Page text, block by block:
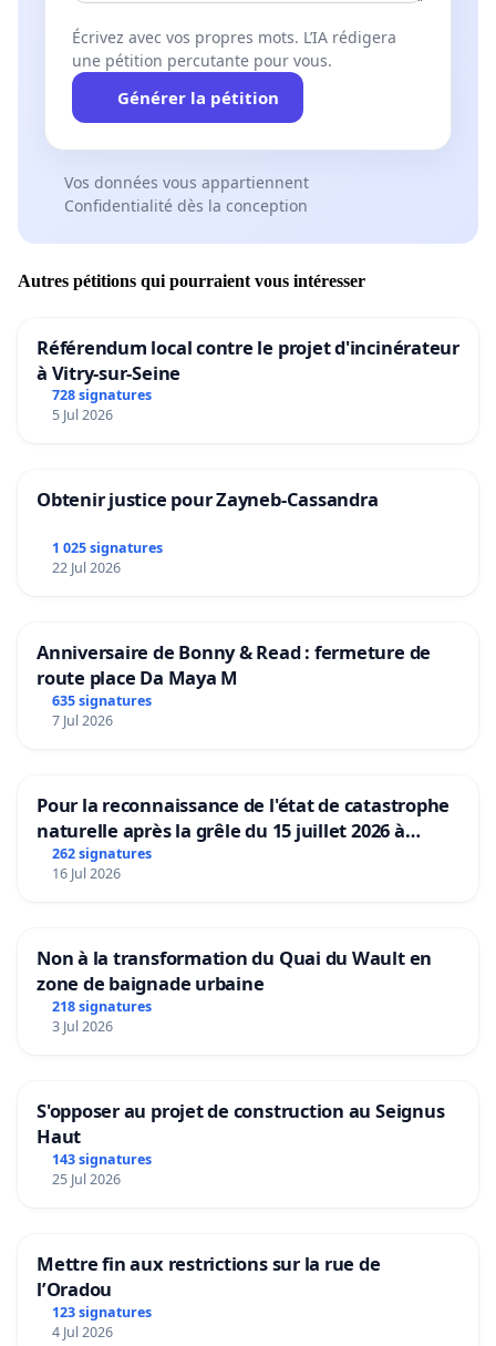
Écrivez avec vos propres mots. L’IA rédigera
une pétition percutante pour vous.
Générer la pétition
Vos données vous appartiennent
Confidentialité dès la conception
Autres pétitions qui pourraient vous intéresser
Référendum local contre le projet d'incinérateur
à Vitry-sur-Seine
728 signatures
5 Jul 2026
Obtenir justice pour Zayneb-Cassandra
1 025 signatures
22 Jul 2026
Anniversaire de Bonny & Read : fermeture de
route place Da Maya M
635 signatures
7 Jul 2026
Pour la reconnaissance de l'état de catastrophe
naturelle après la grêle du 15 juillet 2026 à
Aubenas et ses alentours
262 signatures
16 Jul 2026
Non à la transformation du Quai du Wault en
zone de baignade urbaine
218 signatures
3 Jul 2026
S'opposer au projet de construction au Seignus
Haut
143 signatures
25 Jul 2026
Mettre fin aux restrictions sur la rue de
l’Oradou
123 signatures
4 Jul 2026